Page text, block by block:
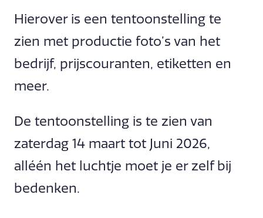
Hierover is een tentoonstelling te
zien met productie foto’s van het
bedrijf, prijscouranten, etiketten en
meer.
De tentoonstelling is te zien van
zaterdag 14 maart tot Juni 2026,
alléén het luchtje moet je er zelf bij
bedenken.